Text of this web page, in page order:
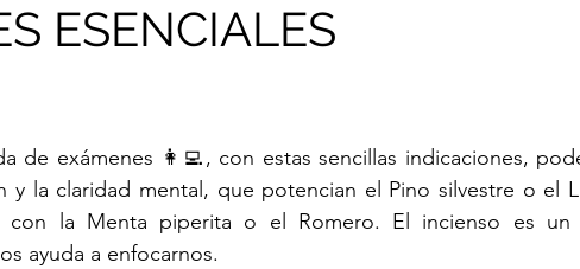
ESENCIALES
de exámenes 👩‍💻, con estas sencillas indicaciones,
y la claridad mental, que potencian el Pino silvestre o el
con la Menta piperita o el Romero. El incienso es un
ayuda a enfocarnos.